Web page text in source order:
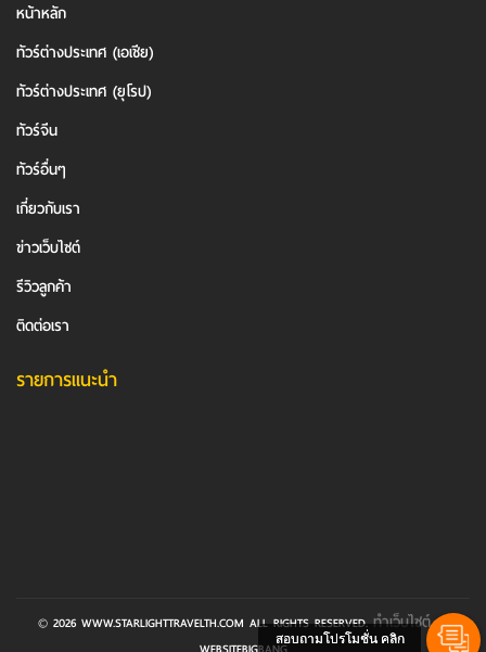
หน้าหลัก
ทัวร์ต่างประเทศ (เอเชีย)
ทัวร์ต่างประเทศ (ยุโรป)
ทัวร์จีน
ทัวร์อื่นๆ
เกี่ยวกับเรา
ข่าวเว็บไซต์
รีวิวลูกค้า
ติดต่อเรา
รายการแนะนำ
© 2026 WWW.STARLIGHTTRAVELTH.COM ALL RIGHTS RESERVED.ทำเว็บไซต์BY
สอบถามโปรโมชั่น คลิก